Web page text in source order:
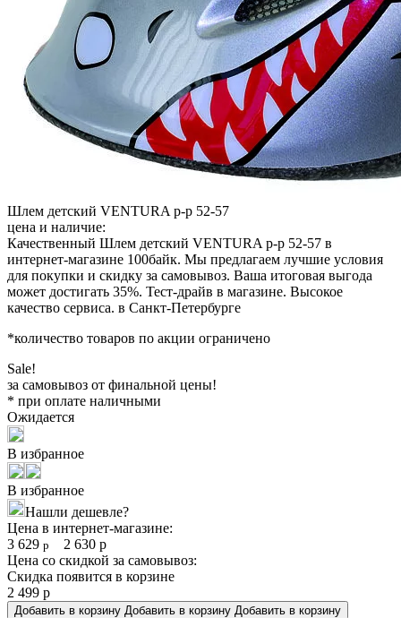
Шлем детский VENTURA р-р 52-57
цена и наличие:
Качественный Шлем детский VENTURA р-р 52-57 в
интернет-магазине 100байк. Мы предлагаем лучшие условия
для покупки и скидку за самовывоз. Ваша итоговая выгода
может достигать 35%. Тест-драйв в магазине. Высокое
качество сервиса. в Санкт-Петербурге
*количество товаров по акции ограничено
Sale!
за самовывоз от финальной цены!
* при оплате наличными
Ожидается
В избранное
В избранное
Нашли дешевле?
Цена в интернет-магазине:
3 629 р 2 630 р
Цена со скидкой за самовывоз:
Скидка появится в корзине
2 499 р
Добавить в корзину Добавить в корзину Добавить в корзину